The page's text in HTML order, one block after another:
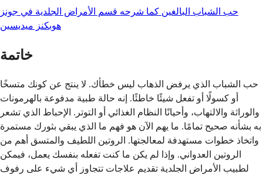
حب الشباب البالغين كما شرحه قسم الأمراض الجلدية في جونز
هوبكنز ميديسين
خاتمة
حب الشباب الذي يرفض الذهاب ليس خطأك. لا ينتج عن كونك متسخًا
أو كسولًا أو تفعل شيئًا خاطئًا. إنه حالة طبية مدفوعة بالهرمونات
والوراثة والالتهاب، وأحيانًا النظام الغذائي أو التوتر. الإحباط الذي تشعر
به بشأنه صحيح تمامًا. ما يهم الآن هو فهم ما الذي يبقي بثورك مستمرة
واتخاذ خطوات مستهدفة لمعالجتها. الروتين اللطيف والمتسق أهم من
الروتين العدواني. وإذا لم يكن ما كنت تفعله بنفسك يعمل، فيمكن
لطبيب الأمراض الجلدية تقديم علاجات تتجاوز أي شيء على رفوف